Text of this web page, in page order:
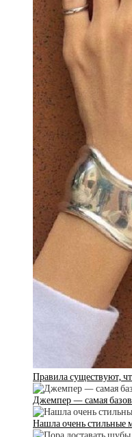
Правила существуют,
Джемпер — самая
Нашла очень стильные